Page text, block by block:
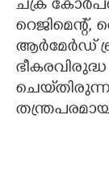
ചക്ര
റെജിമെന്റ്,
ആർമേർഡ്